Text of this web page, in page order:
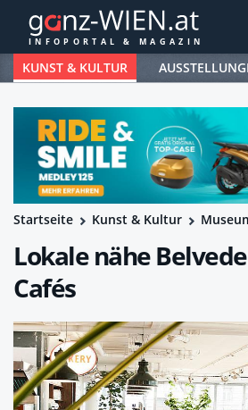
KUNST & KULTUR
Startseite Kunst & Kultur
Lokale nähe
Cafés